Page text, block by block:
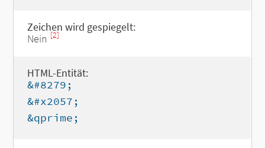
Zeichen wird gespiegelt:
Nein [2]
HTML-Entität:
&#8279;
&#x2057;
&qprime;